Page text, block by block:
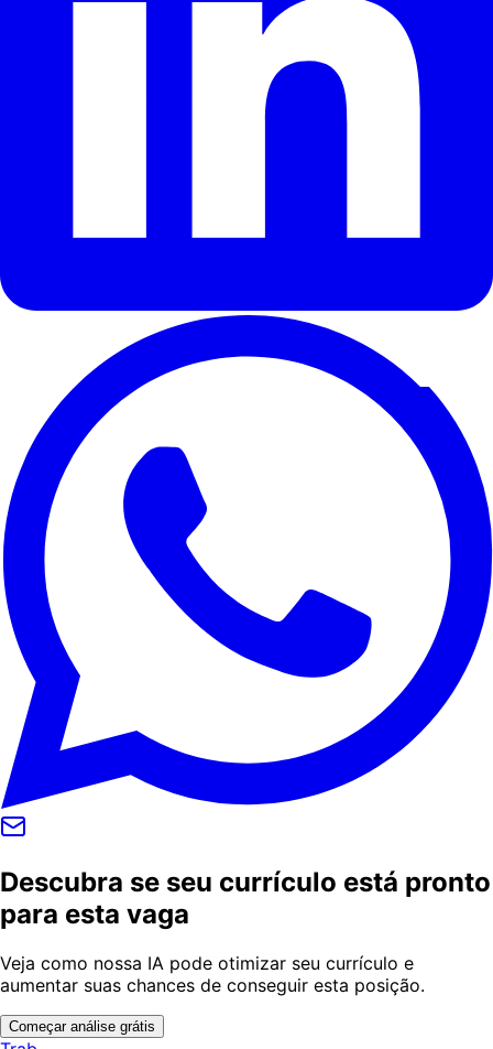
Descubra se seu currículo está pronto
para esta vaga
Veja como nossa IA pode otimizar seu currículo e
aumentar suas chances de conseguir esta posição.
Começar análise grátis